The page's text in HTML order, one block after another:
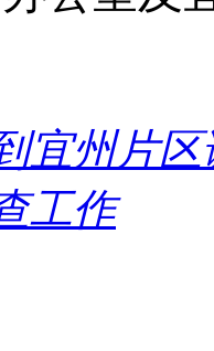
宜州片区
工作